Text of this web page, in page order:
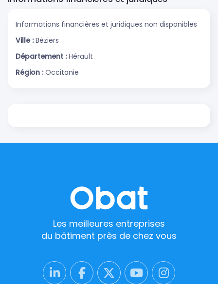
Informations financières et juridiques non disponibles
Ville : Béziers
Département : Hérault
Région : Occitanie
Les meilleures entreprises
du bâtiment près de chez vous